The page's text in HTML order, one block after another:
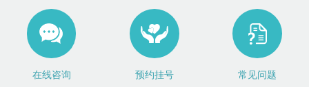
在线咨询 预约挂号 常见问题